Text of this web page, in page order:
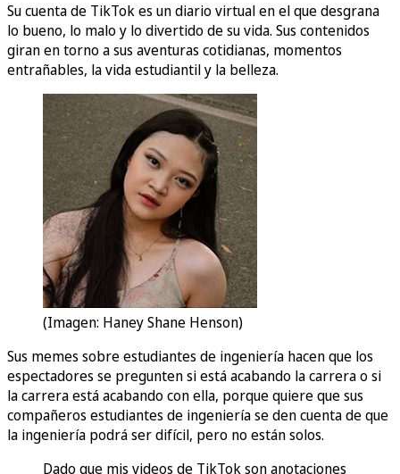
Su cuenta de TikTok es un diario virtual en el que desgrana
lo bueno, lo malo y lo divertido de su vida. Sus contenidos
giran en torno a sus aventuras cotidianas, momentos
entrañables, la vida estudiantil y la belleza.
(Imagen: Haney Shane Henson)
Sus memes sobre estudiantes de ingeniería hacen que los
espectadores se pregunten si está acabando la carrera o si
la carrera está acabando con ella, porque quiere que sus
compañeros estudiantes de ingeniería se den cuenta de que
la ingeniería podrá ser difícil, pero no están solos.
Dado que mis videos de TikTok son anotaciones